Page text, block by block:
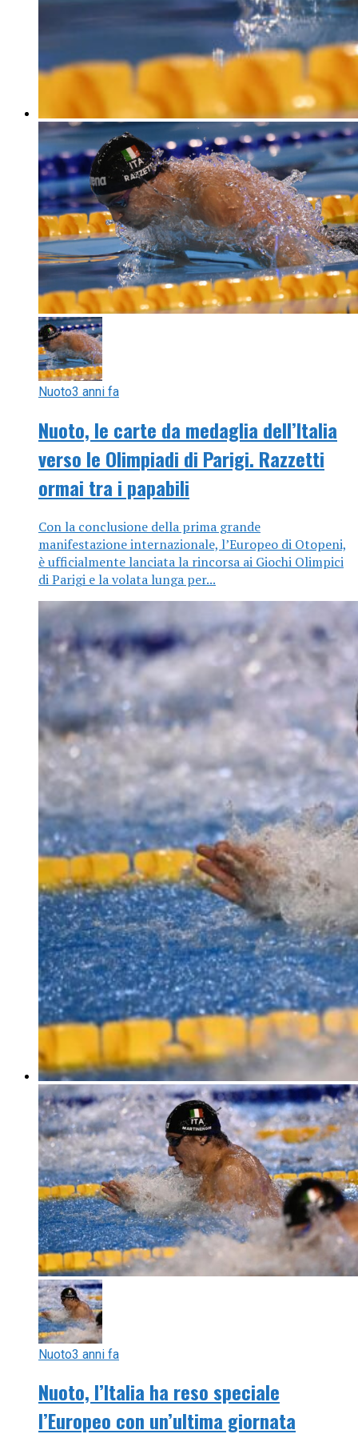
Nuoto3 anni fa
Nuoto, le carte da medaglia dell’Italia
verso le Olimpiadi di Parigi. Razzetti
ormai tra i papabili
Con la conclusione della prima grande
manifestazione internazionale, l’Europeo di Otopeni,
è ufficialmente lanciata la rincorsa ai Giochi Olimpici
di Parigi e la volata lunga per...
Nuoto3 anni fa
Nuoto, l’Italia ha reso speciale
l’Europeo con un’ultima giornata